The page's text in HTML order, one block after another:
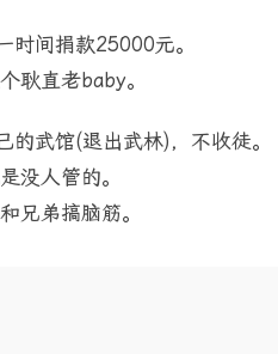
间捐款25000元。
耿直老baby。
武馆(退出武林)，不收徒。
没人管的。
兄弟搞脑筋。